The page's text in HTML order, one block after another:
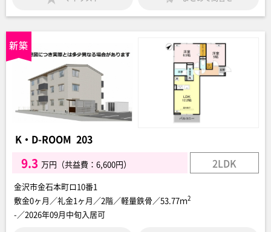
K・D-ROOM 203
9.3 万円（共益費：6,600円） 2LDK
金沢市金石本町ロ10番1
敷金0ヶ月／礼金1ヶ月／2階／軽量鉄骨／53.77ｍ2
-／2026年09月中旬入居可